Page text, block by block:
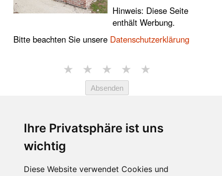
Ihre Privatsphäre ist uns
wichtig
Diese Website verwendet Cookies und
Hinweis: Diese Seite
enthält Werbung.
Bitte beachten Sie unsere Datenschutzerklärung
★ ★ ★ ★ ★
Absenden
4.7 von 5 Sternen (1765
Bewertungen)
EMPFEHLUNGEN: